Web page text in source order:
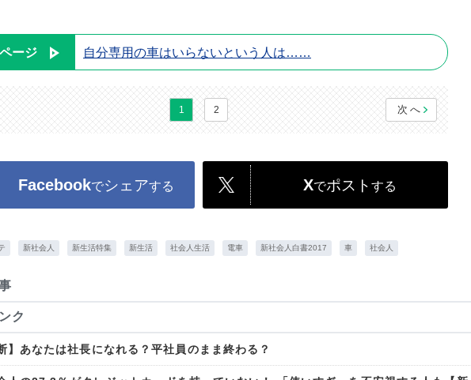
ージ 自分専用の車はいらないという人は……
1 2 次へ
Facebookでシェアする Xでポスト する
新社会人 新生活特集 新生活 社会人生活 電車 新社会人白書2017 車 社会人
ク
】あなたは社長になれる？平社員のまま終わる？